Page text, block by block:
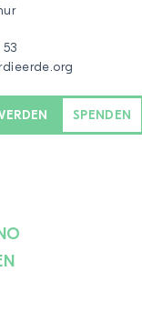
SPENDEN